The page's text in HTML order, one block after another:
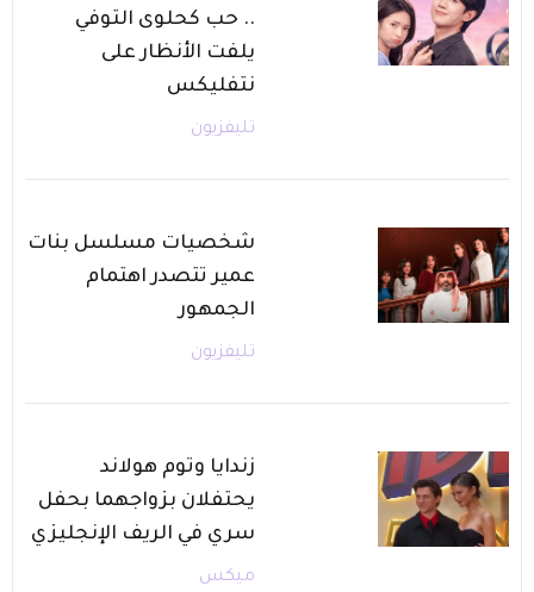
.. حب كحلوى التوفي
يلفت الأنظار على
نتفليكس
تليفزيون
شخصيات مسلسل بنات
عمير تتصدر اهتمام
الجمهور
تليفزيون
زندايا وتوم هولاند
يحتفلان بزواجهما بحفل
سري في الريف الإنجليزي
ميكس